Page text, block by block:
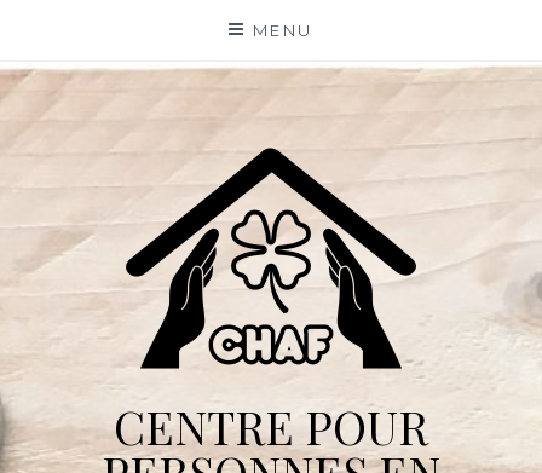
content
MENU
CENTRE POUR